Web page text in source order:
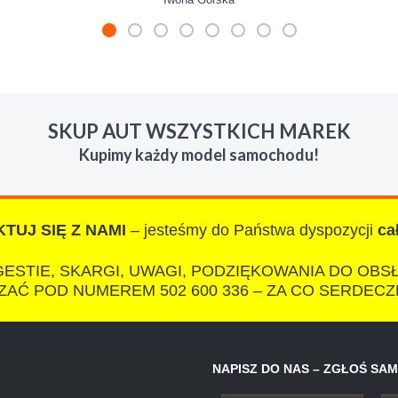
wyzyskiwaczy, to polecam s-car.pl
IZA
tak przyjemnie i przede wszystkim na korzystnych
SKUP AUT WSZYSTKICH MAREK
Kupimy każdy model samochodu!
SIĘ Z NAMI – jesteśmy do Państwa dyspozycji
SKARGI, UWAGI, PODZIĘKOWANIA DO
POD NUMEREM 502 600 336 – ZA CO
NAPISZ DO NAS – ZGŁOŚ